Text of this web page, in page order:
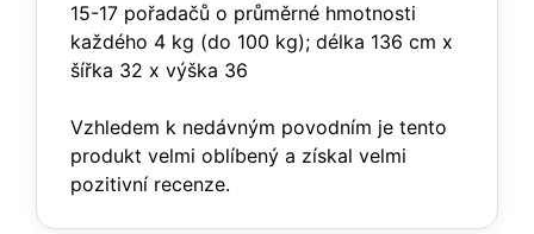
15-17 pořadačů o průměrné hmotnosti
každého 4 kg (do 100 kg); délka 136 cm x
šířka 32 x výška 36
Vzhledem k nedávným povodním je tento
produkt velmi oblíbený a získal velmi
pozitivní recenze.